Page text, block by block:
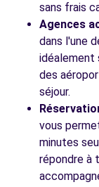
sans frais
Agences
dans l'une
idéalement
des
séjour.
vous
minutes
répondre à